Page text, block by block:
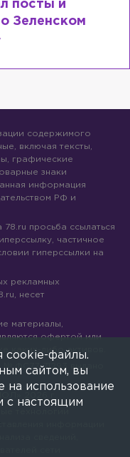
посты и
Зеленском
содержимого
включая тексты,
графические
знаки
информация
РФ и
просьба ссылаться
частичное
гиперссылки на
рекламных
несет
материалы,
офертой или
каких-либо активов.
№ ФС77-71293 выдано
технологии
информации
сведений,
cookie-файлы.
сайтом, вы
на использование
с настоящим